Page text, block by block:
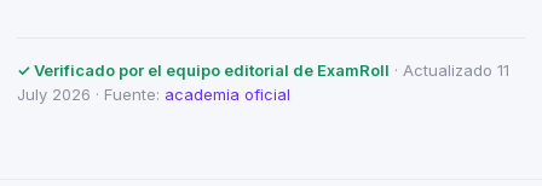
✓ Verificado por el equipo editorial de ExamRoll · Actualizado 11
July 2026 · Fuente: academia oficial